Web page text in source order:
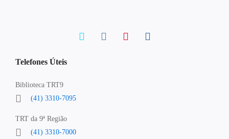
Telefones Úteis
Biblioteca TRT9
(41) 3310-7095
TRT da 9ª Região
(41) 3310-7000